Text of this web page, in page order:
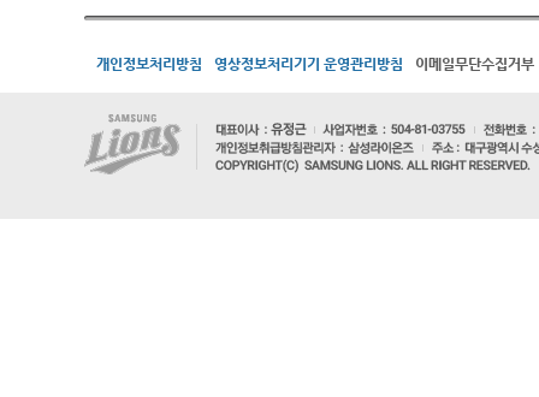
개인정보처리방침 영상정보처리기기 운영관리방침 이메일무단수집거부